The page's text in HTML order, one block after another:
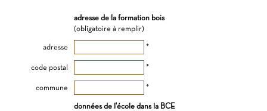
adresse de la formation bois
(obligatoire à remplir)
adresse *
code postal *
commune *
données de l'école dans la BCE